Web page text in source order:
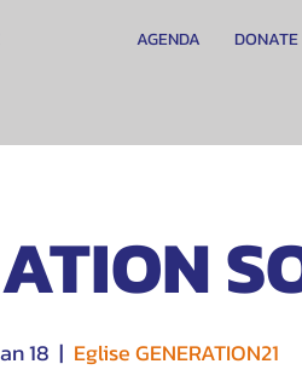
DONATE
AGENDA
18
  |
Eglise GENERATION21